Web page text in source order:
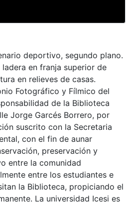
deportivo, segundo plano.
en franja superior de
en relieves de casas.
Fotográfico y Fílmico del
de la Biblioteca
Jorge Garcés Borrero, por
suscrito con la Secretaria
con el fin de aunar
preservación y
entre la comunidad
entre los estudiantes e
la Biblioteca, propiciando el
La universidad Icesi es